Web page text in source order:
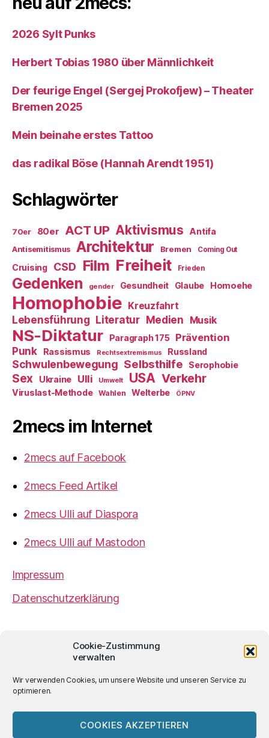
Cookie-Zustimmung
verwalten
Wir verwenden Cookies, um unsere Website und unseren Service zu
optimieren.
COOKIES AKZEPTIEREN
2026 Sylt Punks
Herbert Tobias 1980 über Männlichkeit
Der feurige Engel (Sergej Prokofjew) – Theater
Bremen 2025
Mein beinahe erstes Tattoo
das radikal Böse (Hannah Arendt 1951)
Schlagwörter
70er 80er ACT UP Aktivismus Antifa
Antisemitismus Architektur Bremen Coming Out
Cruising CSD Film Freiheit Frieden
Gedenken gender Gesundheit Glaube Homoehe
Homophobie Kreuzfahrt
Lebensführung Literatur Medien Musik
NS-Diktatur Paragraph 175
Prävention
Punk
Rassismus Rechtsextremismus Russland
Schwulenbewegung Selbsthilfe Serophobie
Sex Ukraine Ulli Umwelt USA Verkehr
Viruslast-Methode Wahlen Welterbe ÖPNV
2mecs im Internet
2mecs auf Facebook
2mecs Feed Artikel
2mecs Ulli auf Diaspora
2mecs Ulli auf Mastodon
Impressum
Datenschutzerklärung
Ulrich Würdemannist sofern nicht
anders angegeben lizenziert unter einer
Creative
Lizenz.